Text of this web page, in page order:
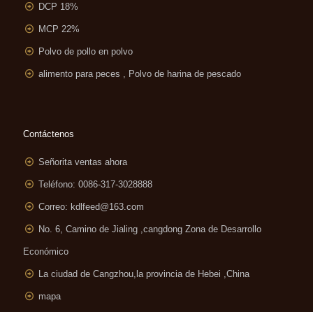
DCP 18%
MCP 22%
Polvo de pollo en polvo
alimento para peces , Polvo de harina de pescado
Contáctenos
Señorita ventas ahora
Teléfono: 0086-317-3028888
Correo: kdlfeed@163.com
No. 6, Camino de Jialing ,cangdong Zona de Desarrollo
Económico
La ciudad de Cangzhou,la provincia de Hebei ,China
mapa